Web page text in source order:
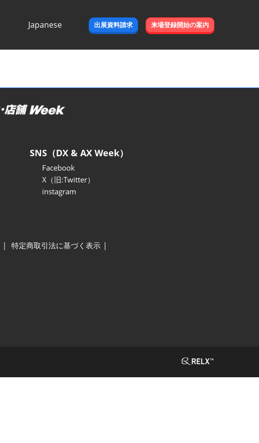
Japanese
出展資料請求 来場登録開始の案内
SNS（DX & AX Week）
Facebook
X（旧:Twitter）
instagram
特定商取引法に基づく表示